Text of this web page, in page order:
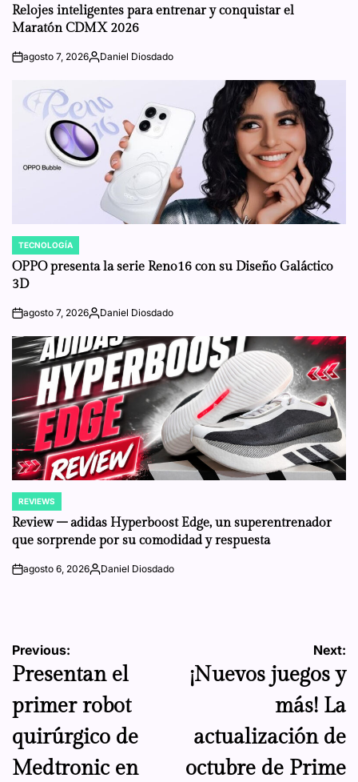
IN
Relojes inteligentes para entrenar y conquistar el
Maratón CDMX 2026
onagosto 7, 2026Posted
Daniel Diosdado
POSTED
IN
TECNOLOGÍA
OPPO presenta la serie Reno16 con su Diseño Galáctico
3D
onagosto 7, 2026Posted
Daniel Diosdado
POSTED
IN
REVIEWS
Review – adidas Hyperboost Edge, un superentrenador
que sorprende por su comodidad y respuesta
onagosto 6, 2026Posted
Daniel Diosdado
Navegación
de
entradas
Previous:
Presentan el
primer robot
quirúrgico de
Medtronic en
Next:
¡Nuevos juegos y
más! La
actualización de
octubre de Prime